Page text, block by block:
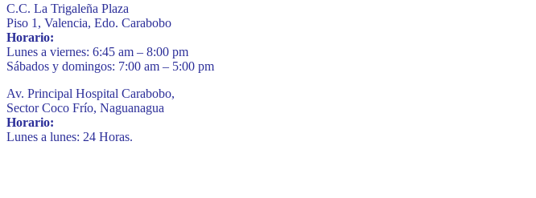
C.C. La Trigaleña Plaza
Piso 1, Valencia, Edo. Carabobo
Horario:
Lunes a viernes: 6:45 am – 8:00 pm
Sábados y domingos: 7:00 am – 5:00 pm
Av. Principal Hospital Carabobo,
Sector Coco Frío, Naguanagua
Horario:
Lunes a lunes: 24 Horas.